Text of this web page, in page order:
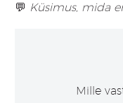
💬 Küsimus, mida
Mille